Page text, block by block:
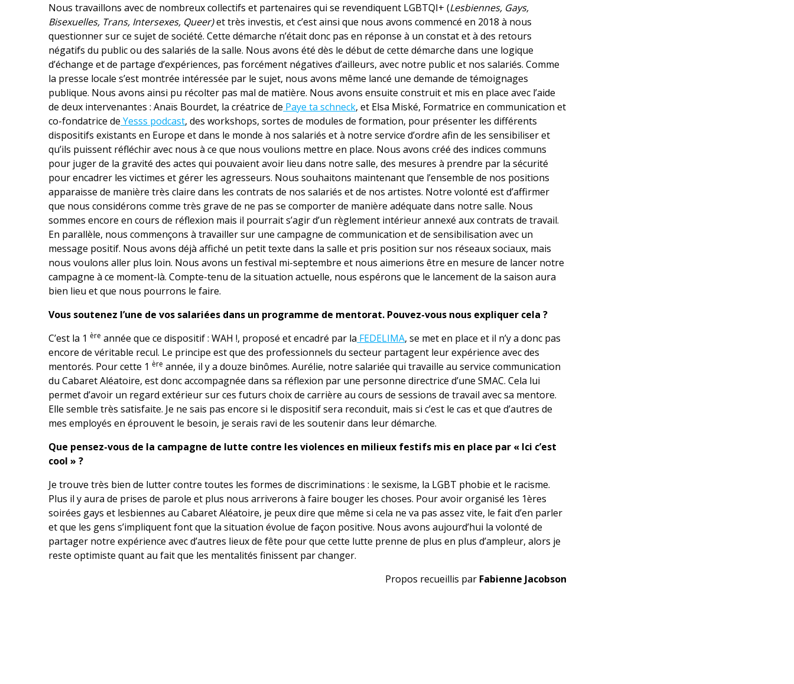
Nous travaillons avec de nombreux collectifs et partenaires qui se revendiquent LGBTQI+ (Lesbiennes, Gays,
Bisexuelles, Trans, Intersexes, Queer)et très investis, et c’est ainsi que nous avons commencé en 2018 à nous
questionner sur ce sujet de société. Cette démarche n’était donc pas en réponse à un constat et à des retours
négatifs du public ou des salariés de la salle. Nous avons été dès le début de cette démarche dans une logique
d’échange et de partage d’expériences, pas forcément négatives d’ailleurs, avec notre public et nos salariés. Comme
la presse locale s’est montrée intéressée par le sujet, nous avons même lancé une demande de témoignages
publique. Nous avons ainsi pu récolter pas mal de matière. Nous avons ensuite construit et mis en place avec l’aide
de deux intervenantes : Anaïs Bourdet, la créatrice de Paye ta schneck, et Elsa Miské, Formatrice en communication et
co-fondatrice de Yesss podcast, des workshops, sortes de modules de formation, pour présenter les différents
dispositifs existants en Europe et dans le monde à nos salariés et à notre service d’ordre afin de les sensibiliser et
qu’ils puissent réfléchir avec nous à ce que nous voulions mettre en place. Nous avons créé des indices communs
pour juger de la gravité des actes qui pouvaient avoir lieu dans notre salle, des mesures à prendre par la sécurité
pour encadrer les victimes et gérer les agresseurs. Nous souhaitons maintenant que l’ensemble de nos positions
apparaisse de manière très claire dans les contrats de nos salariés et de nos artistes. Notre volonté est d’affirmer
que nous considérons comme très grave de ne pas se comporter de manière adéquate dans notre salle. Nous
sommes encore en cours de réflexion mais il pourrait s’agir d’un règlement intérieur annexé aux contrats de travail.
En parallèle, nous commençons à travailler sur une campagne de communication et de sensibilisation avec un
message positif. Nous avons déjà affiché un petit texte dans la salle et pris position sur nos réseaux sociaux, mais
nous voulons aller plus loin. Nous avons un festival mi-septembre et nous aimerions être en mesure de lancer notre
campagne à ce moment-là. Compte-tenu de la situation actuelle, nous espérons que le lancement de la saison aura
bien lieu et que nous pourrons le faire.
Vous soutenez l’une de vos salariées dans un programme de mentorat. Pouvez-vous nous expliquer cela ?
C’est la 1 ère année que ce dispositif : WAH !, proposé et encadré par la FEDELIMA, se met en place et il n’y a donc pas
encore de véritable recul. Le principe est que des professionnels du secteur partagent leur expérience avec des
mentorés. Pour cette 1 ère année, il y a douze binômes. Aurélie, notre salariée qui travaille au service communication
du Cabaret Aléatoire, est donc accompagnée dans sa réflexion par une personne directrice d’une SMAC. Cela lui
permet d’avoir un regard extérieur sur ces futurs choix de carrière au cours de sessions de travail avec sa mentore.
Elle semble très satisfaite. Je ne sais pas encore si le dispositif sera reconduit, mais si c’est le cas et que d’autres de
mes employés en éprouvent le besoin, je serais ravi de les soutenir dans leur démarche.
Que pensez-vous de la campagne de lutte contre les violences en milieux festifs mis en place par « Ici c’est
cool » ?
Je trouve très bien de lutter contre toutes les formes de discriminations : le sexisme, la LGBT phobie et le racisme.
Plus il y aura de prises de parole et plus nous arriverons à faire bouger les choses. Pour avoir organisé les 1ères
soirées gays et lesbiennes au Cabaret Aléatoire, je peux dire que même si cela ne va pas assez vite, le fait d’en parler
et que les gens s’impliquent font que la situation évolue de façon positive. Nous avons aujourd’hui la volonté de
partager notre expérience avec d’autres lieux de fête pour que cette lutte prenne de plus en plus d’ampleur, alors je
reste optimiste quant au fait que les mentalités finissent par changer.
Propos recueillis par Fabienne Jacobson